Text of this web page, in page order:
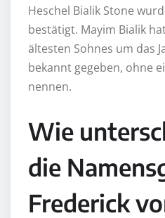
Heschel Bialik Stone
bestätigt. Mayim Bialik
ältesten Sohnes um das
bekannt gegeben, ohne
nennen.
Wie
die
Frederick